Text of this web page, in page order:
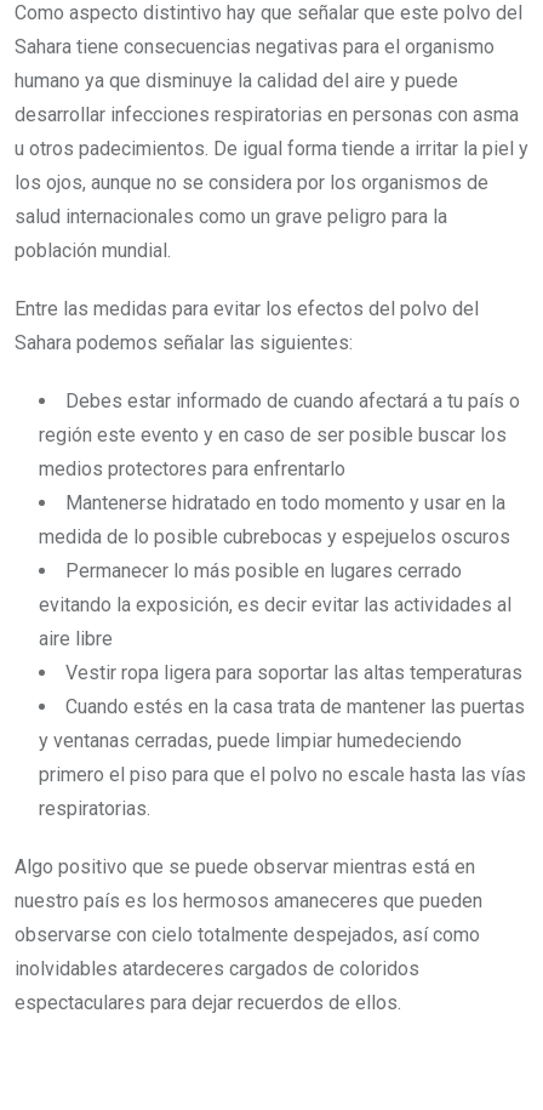
Como aspecto distintivo hay que señalar que este polvo del
Sahara tiene consecuencias negativas para el organismo
humano ya que disminuye la calidad del aire y puede
desarrollar infecciones respiratorias en personas con asma
u otros padecimientos. De igual forma tiende a irritar la piel y
los ojos, aunque no se considera por los organismos de
salud internacionales como un grave peligro para la
población mundial.
Entre las medidas para evitar los efectos del polvo del
Sahara podemos señalar las siguientes:
Debes estar informado de cuando afectará a tu país o
región este evento y en caso de ser posible buscar los
medios protectores para enfrentarlo
Mantenerse hidratado en todo momento y usar en la
medida de lo posible cubrebocas y espejuelos oscuros
Permanecer lo más posible en lugares cerrado
evitando la exposición, es decir evitar las actividades al
aire libre
Vestir ropa ligera para soportar las altas temperaturas
Cuando estés en la casa trata de mantener las puertas
y ventanas cerradas, puede limpiar humedeciendo
primero el piso para que el polvo no escale hasta las vías
respiratorias.
Algo positivo que se puede observar mientras está en
nuestro país es los hermosos amaneceres que pueden
observarse con cielo totalmente despejados, así como
inolvidables atardeceres cargados de coloridos
espectaculares para dejar recuerdos de ellos.